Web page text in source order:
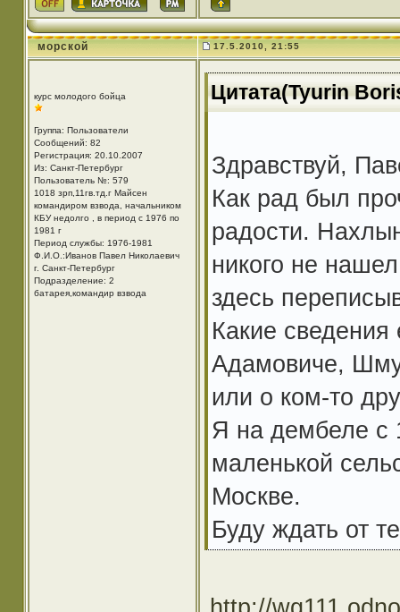
морской 17.5.2010, 21:55
курс молодого бойца
Группа: Пользователи
Сообщений: 82
Регистрация: 20.10.2007
Из: Санкт-Петербург
Пользователь №: 579
1018 зрп,11гв.тд.г Майсен
командиром взвода, начальником
КБУ недолго , в период с 1976 по
1981 г
Период службы: 1976-1981
Ф.И.О.:Иванов Павел Николаевич
г. Санкт-Петербург
Подразделение: 2
батарея,командир взвода
Цитата(Tyurin
Здравствуй,
Как рад был
радости.
никого не
здесь
Какие
Адамовиче,
или о ком-то
Я на дембеле с
маленькой
Москве.
Буду ждать от